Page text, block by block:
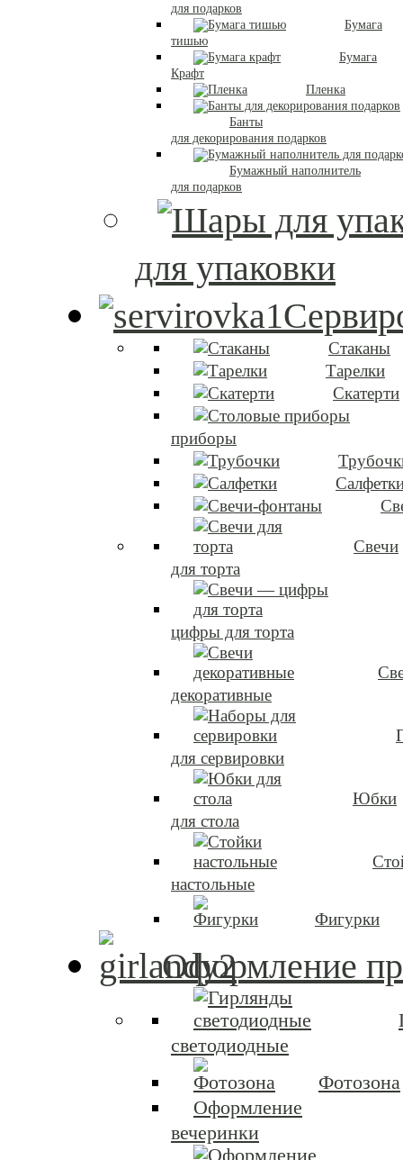
для подарков
Бумага
тишью
Бумага
Крафт
Пленка
Банты
для декорирования подарков
Бумажный наполнитель
для подарков
для упаковки
Стаканы
Тарелки
Скатерти
приборы
Свечи
для торта
цифры для торта
декоративные
для сервировки
Юбки
для стола
настольные
Фигурки
Оформление
светодиодные
Фотозона
Оформление
вечеринки